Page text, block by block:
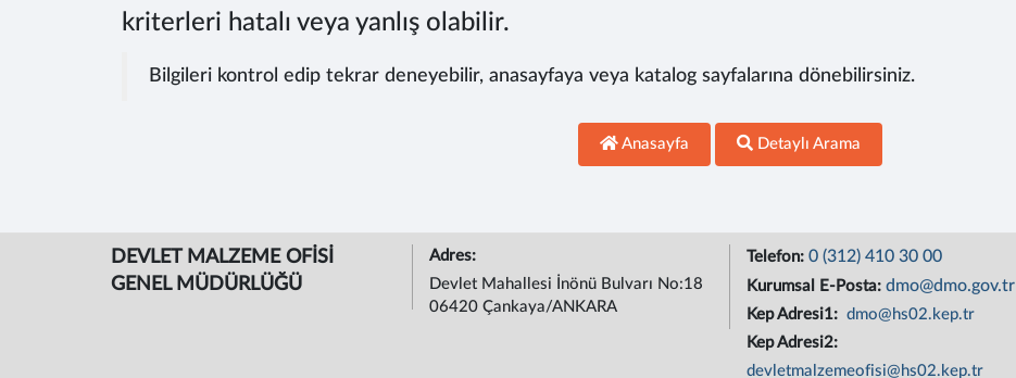
kriterleri hatalı veya yanlış olabilir.
Bilgileri kontrol edip tekrar deneyebilir, anasayfaya veya katalog sayfalarına dönebilirsiniz.
Anasayfa Detaylı Arama
DEVLET MALZEME OFİSİ
GENEL MÜDÜRLÜĞÜ
Adres:
Devlet Mahallesi İnönü Bulvarı No:18
06420 Çankaya/ANKARA
Telefon: 0 (312) 410 30 00
Kurumsal E-Posta: dmo@dmo.gov.tr
Kep Adresi1: dmo@hs02.kep.tr
Kep Adresi2:
devletmalzemeofisi@hs02.kep.tr